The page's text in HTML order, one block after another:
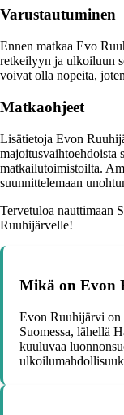
Varustautuminen
Ennen matkaa Evo
retkeilyyn ja ulkoiluun
voivat olla nopeita,
Matkaohjeet
Lisätietoja Evon
majoitusvaihtoehdoista
matkailutoimistoilta.
suunnittelemaan
Tervetuloa nauttimaan
Ruuhijärvelle!
Mikä on Evon
Evon Ruuhijärvi on
Suomessa, lähellä
kuuluvaa